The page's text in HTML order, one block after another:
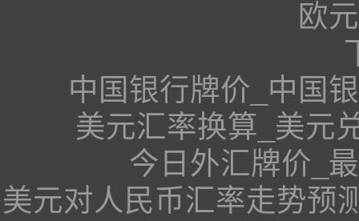
欧
中国银行牌价_中国
美元汇率换算_美元
今日外汇牌价_
美元对人民币汇率走势预